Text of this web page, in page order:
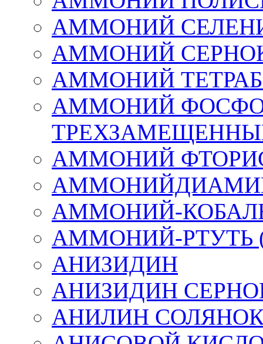
АММОНИЙ
АММОНИЙ
АММОНИЙ
АММОНИЙ
АММОНИЙ
АММОНИЙ-
АММОНИЙ-РТУТЬ
АНИЗИДИН
АНИЗИДИН
АНИЛИН